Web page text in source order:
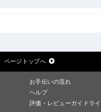
ページトップへ
お手伝いの流れ
ヘルプ
評価・レビューガイドラ